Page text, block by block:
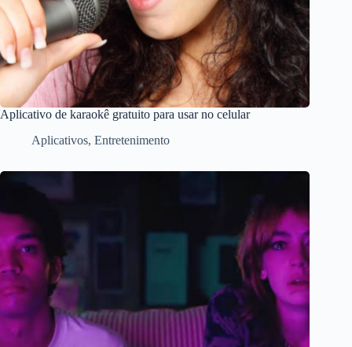
Aplicativo de karaokê gratuito para usar no celular
Aplicativos, Entretenimento